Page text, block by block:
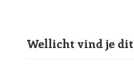
Wellicht vind je